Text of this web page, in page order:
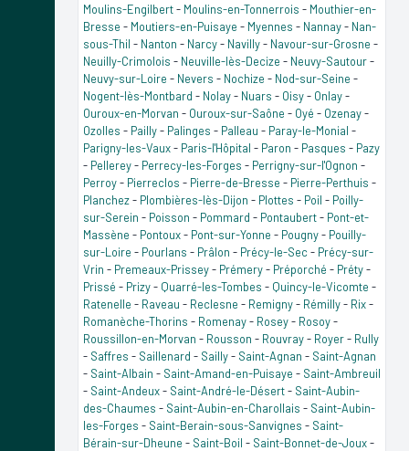
Moulins-Engilbert- Moulins-en-Tonnerrois - Mouthier-en-
Bresse - Moutiers-en-Puisaye - Myennes - Nannay- Nan-
sous-Thil - Nanton - Narcy- Navilly- Navour-sur-Grosne -
Neuilly-Crimolois - Neuville-lès-Decize - Neuvy-Sautour-
Neuvy-sur-Loire - Nevers - Nochize - Nod-sur-Seine -
Nogent-lès-Montbard - Nolay- Nuars - Oisy- Onlay-
Ouroux-en-Morvan - Ouroux-sur-Saône - Oyé - Ozenay-
Ozolles - Pailly- Palinges - Palleau - Paray-le-Monial -
Parigny-les-Vaux- Paris-l'Hôpital - Paron - Pasques - Pazy
- Pellerey- Perrecy-les-Forges - Perrigny-sur-l'Ognon -
Perroy- Pierreclos - Pierre-de-Bresse - Pierre-Perthuis -
Planchez- Plombières-lès-Dijon - Plottes - Poil - Poilly-
sur-Serein - Poisson - Pommard - Pontaubert- Pont-et-
Massène - Pontoux- Pont-sur-Yonne - Pougny- Pouilly-
sur-Loire - Pourlans - Prâlon - Précy-le-Sec - Précy-sur-
Vrin - Premeaux-Prissey- Prémery- Préporché - Préty-
Prissé - Prizy- Quarré-les-Tombes - Quincy-le-Vicomte -
Ratenelle - Raveau - Reclesne - Remigny- Rémilly- Rix-
Romanèche-Thorins - Romenay- Rosey- Rosoy-
Roussillon-en-Morvan - Rousson - Rouvray- Royer- Rully
- Saffres - Saillenard - Sailly- Saint-Agnan - Saint-Agnan
- Saint-Albain - Saint-Amand-en-Puisaye - Saint-Ambreuil
- Saint-Andeux- Saint-André-le-Désert- Saint-Aubin-
des-Chaumes - Saint-Aubin-en-Charollais - Saint-Aubin-
les-Forges - Saint-Berain-sous-Sanvignes - Saint-
Bérain-sur-Dheune - Saint-Boil - Saint-Bonnet-de-Joux-